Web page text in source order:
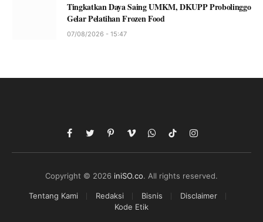
Tingkatkan Daya Saing UMKM, DKUPP Probolinggo
Gelar Pelatihan Frozen Food
07/08/2026 - 15:47
Facebook
TwitterPinterestVimeoWhatsApp
TikTokInstagram
Copyright © 2026 iniSO.co. All rights reserved.
Tentang Kami Redaksi Bisnis
Disclaimer
Kode Etik